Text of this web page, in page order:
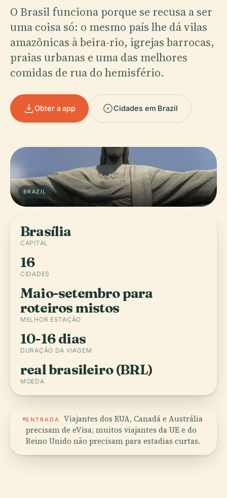
O Brasil funciona porque se recusa a ser
uma coisa só: o mesmo país lhe dá vilas
amazônicas à beira-rio, igrejas barrocas,
praias urbanas e uma das melhores
comidas de rua do hemisfério.
Obter a app Cidades em Brazil
BRAZIL
Brasília
CAPITAL
16
CIDADES
Maio-setembro para
roteiros mistos
MELHOR ESTAÇÃO
10-16 dias
DURAÇÃO DA VIAGEM
real brasileiro (BRL)
MOEDA
ENTRADA
Viajantes dos EUA, Canadá e Austrália
precisam de eVisa; muitos viajantes da UE e do
Reino Unido não precisam para estadias curtas.